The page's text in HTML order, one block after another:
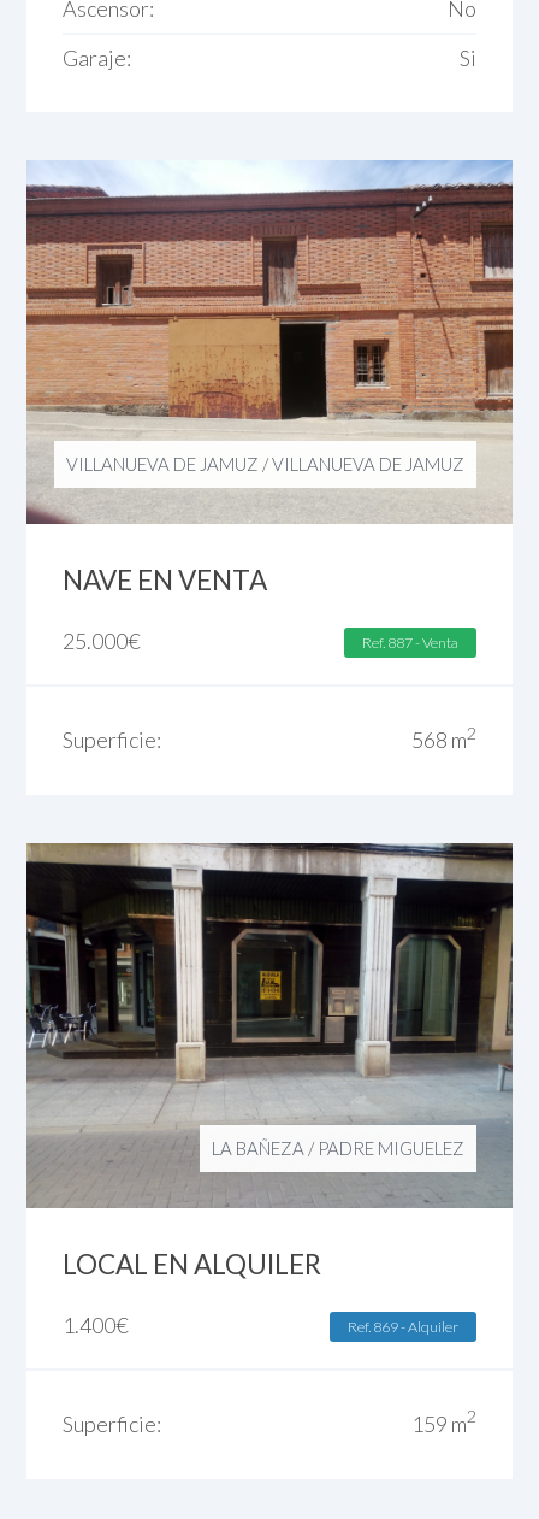
Ascensor:
No
Garaje:
Si
VILLANUEVA DE JAMUZ /VILLANUEVA DE JAMUZ
NAVE EN VENTA
25.000€ Ref. 887 - Venta
Superficie: 568 m2
LA BAÑEZA / PADRE MIGUELEZ
LOCAL EN ALQUILER
1.400€ Ref. 869 - Alquiler
Superficie: 159 m2